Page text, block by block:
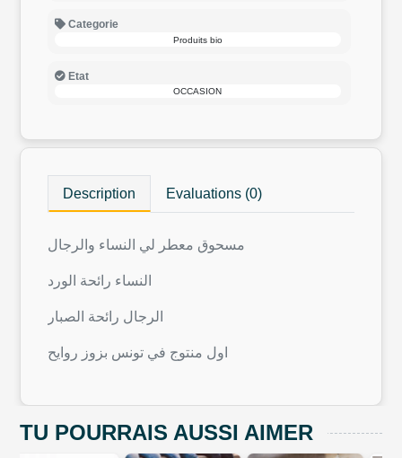
Categorie
Produits bio
Etat
OCCASION
Description Evaluations (0)
TU POURRAIS AUSSI AIMER